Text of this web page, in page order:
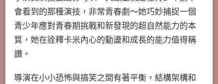
會看到的那種演技，非常青春劇～她巧妙捕捉一個
青少年應對青春期挑戰和新發現的超自然能力的本
質，她在詮釋卡米內心的動盪和成長的能力值得稱
讚。
導演在小小恐怖與搞笑之間有著平衡，結構架構和